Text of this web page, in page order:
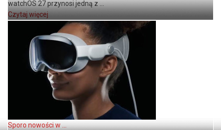
watchOS 27 przynosi jedną z ...
Czytaj więcej
Sporo nowości w ...